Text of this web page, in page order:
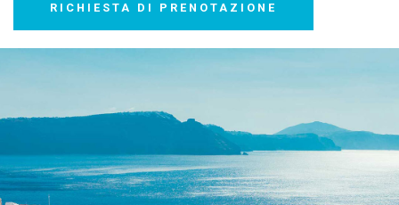
RICHIESTA DI PRENOTAZIONE